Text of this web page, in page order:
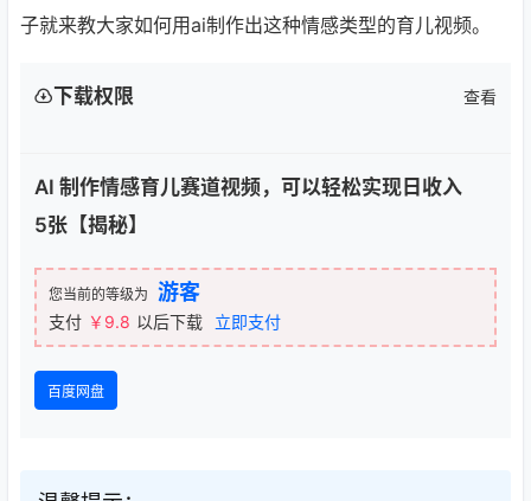
子就来教大家如何用ai制作出这种情感类型的育儿视频。
下载权限 查看
AI 制作情感育儿赛道视频，可以轻松实现日收入
5张【揭秘】
您当前的等级为 游客
支付 ￥9.8 以后下载 立即支付
百度网盘